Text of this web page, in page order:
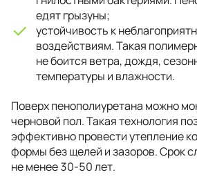
едят грызуны;
устойчивость к
воздействиям. Такая
не боится ветра, дождя,
температуры и влажности.
Поверх пенополиуретана можно
черновой пол. Такая технология
эффективно провести утепление
формы без щелей и зазоров. Срок
не менее 30-50 лет.